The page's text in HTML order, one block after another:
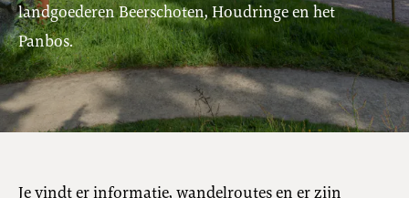
landgoederen Beerschoten, Houdringe en het
Panbos.
Je vindt er informatie, wandelroutes en er zijn